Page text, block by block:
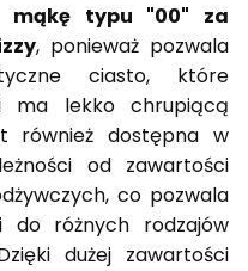
mąkę typu "00" za
, ponieważ pozwala
ciasto, które
ma lekko chrupiącą
również dostępna w
od zawartości
co pozwala
do różnych rodzajów
dużej zawartości